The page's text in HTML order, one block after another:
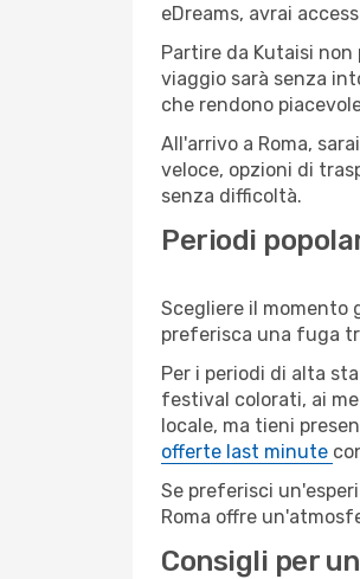
eDreams, avrai
Partire da Kutaisi
viaggio sarà senza
che rendono
All'arrivo a Roma,
veloce, opzioni di
senza difficoltà.
Periodi
Scegliere il momento
preferisca una fuga
Per i periodi di alta
festival colorati, ai
locale, ma tieni
offerte last minute
Se preferisci
Roma offre
Consigli per